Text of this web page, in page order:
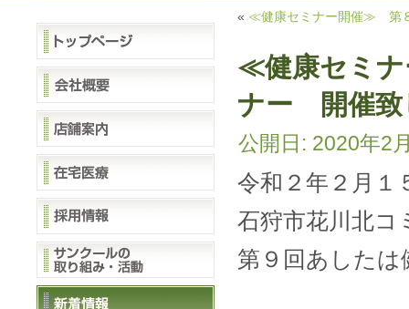
« ≪健康セミナー開催≫ 第
≪健康セミ
ナー 開催致
公開日: 2020年2
令和２年２月１
石狩市花川北コ
第９回あした